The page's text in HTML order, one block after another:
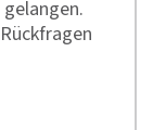
gelangen.